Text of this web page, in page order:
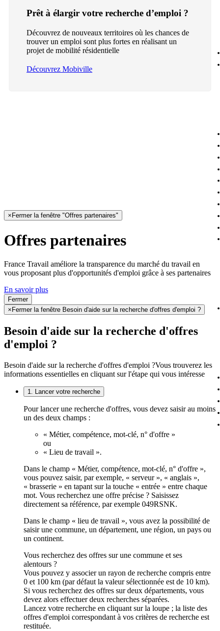
Prêt à élargir votre recherche d’emploi ?
Découvrez de nouveaux territoires où les chances de
trouver un emploi sont plus fortes en réalisant un
projet de mobilité résidentielle
Découvrez Mobiville
× Fermer la fenêtre "Offres partenaires"
Offres partenaires
France Travail améliore la transparence du marché du travail en
vous proposant plus d'opportunités d'emploi grâce à ses partenaires
En savoir plus
Fermer
× Fermer la fenêtre Besoin d'aide sur la recherche d'offres d'emploi ?
Besoin d'aide sur la recherche d'offres
d'emploi ?
Besoin d'aide sur la recherche d'offres d'emploi ?Vous trouverez les
informations essentielles en cliquant sur l'étape qui vous intéresse
1. Lancer votre recherche
Pour lancer une recherche d'offres, vous devez saisir au moins
un des deux champs :
« Métier, compétence, mot-clé, n° d'offre »
ou
« Lieu de travail ».
Dans le champ « Métier, compétence, mot-clé, n° d'offre »,
vous pouvez saisir, par exemple, « serveur », « anglais »,
« brasserie » en tapant sur la touche « entrée » entre chaque
mot. Vous recherchez une offre précise ? Saisissez
directement sa référence, par exemple 049RSNK.
Dans le champ « lieu de travail », vous avez la possibilité de
saisir une commune, un département, une région, un pays ou
un continent.
Vous recherchez des offres sur une commune et ses
alentours ?
Vous pouvez y associer un rayon de recherche compris entre
0 et 100 km (par défaut la valeur sélectionnée est de 10 km).
Si vous recherchez des offres sur deux départements, vous
devez alors effectuer deux recherches séparées.
Lancez votre recherche en cliquant sur la loupe ; la liste des
offres d'emploi correspondant à vos critères de recherche est
restituée.